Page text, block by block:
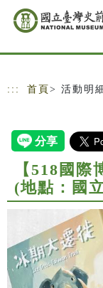
跳到主要內容
網站導覽
::: 首頁 > 活動明細
【518國
(地點：國